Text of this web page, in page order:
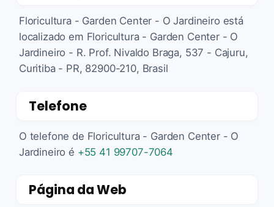
Floricultura - Garden Center - O Jardineiro está
localizado em Floricultura - Garden Center - O
Jardineiro - R. Prof. Nivaldo Braga, 537 - Cajuru,
Curitiba - PR, 82900-210, Brasil
Telefone
O telefone de Floricultura - Garden Center - O
Jardineiro é +55 41 99707-7064
Página da Web